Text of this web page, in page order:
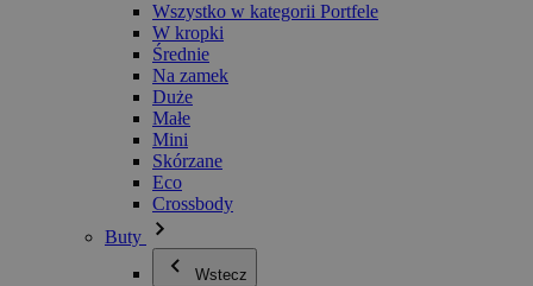
Wszystko w kategorii Portfele
W kropki
Średnie
Na zamek
Duże
Małe
Mini
Skórzane
Eco
Crossbody
Buty
Wstecz